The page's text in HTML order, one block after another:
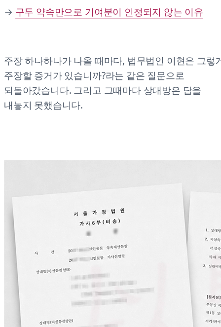
→ 구두 약속만으로 기여분이 인정되지 않는 이유
주장 하나하나가 나올 때마다, 법무법인 이현은 그렇
주장할 증거가 있습니까?라는 같은 질문으로
되돌아갔습니다. 그리고 그때마다 상대방은 답을
내놓지 못했습니다.